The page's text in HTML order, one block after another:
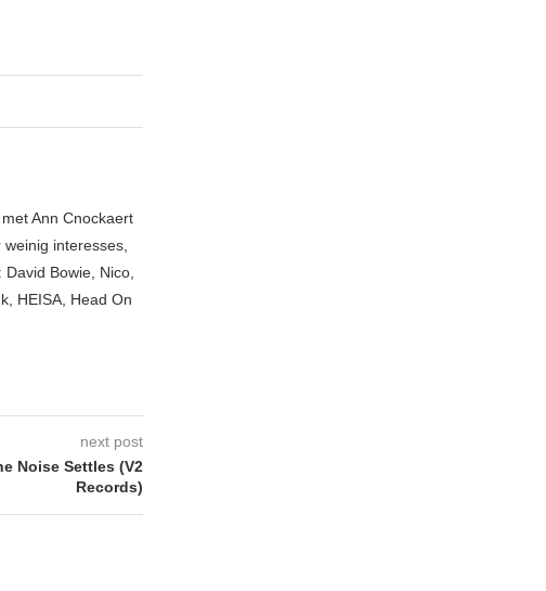
Ann Cnockaert
interesses,
Bowie, Nico,
HEISA, Head On
next post
Noise Settles (V2
Records)